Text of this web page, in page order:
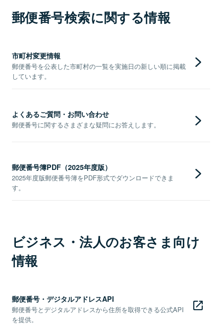
郵便番号検索に関する情報
市町村変更情報
郵便番号を公表した市町村の一覧を実施日の新しい順に掲載
しています。
よくあるご質問・お問い合わせ
郵便番号に関するさまざまな疑問にお答えします。
郵便番号簿PDF（2025年度版）
2025年度版郵便番号簿をPDF形式でダウンロードできま
す。
ビジネス・法人のお客さま向け
情報
郵便番号・デジタルアドレスAPI
郵便番号とデジタルアドレスから住所を取得できる公式API
を提供。